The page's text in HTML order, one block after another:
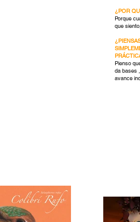
¿POR
Porque
que
Pienso
da bases
avance